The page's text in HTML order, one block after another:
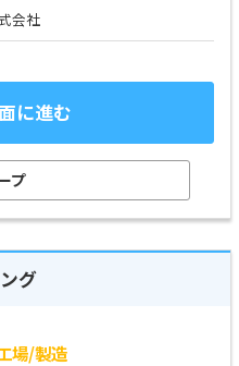
会社
に進む
プ
グ
場/製造